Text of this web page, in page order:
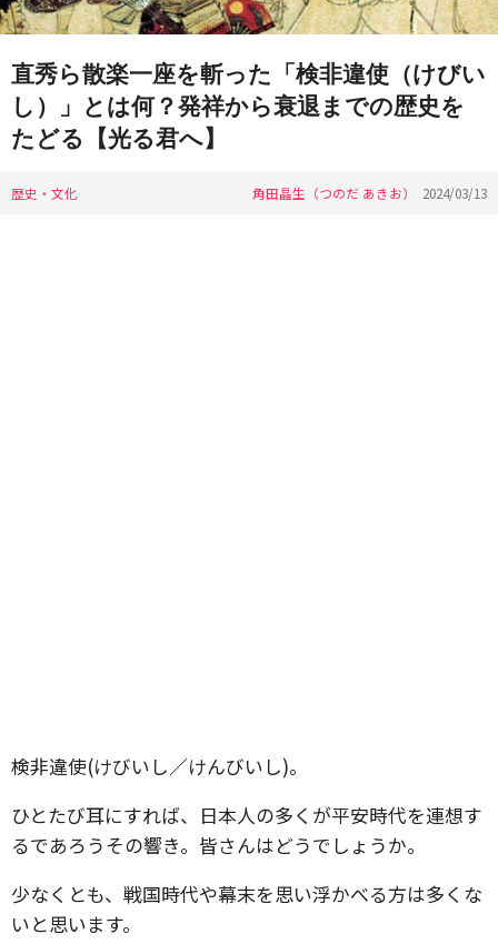
直秀ら散楽一座を斬った「検非違使（けびい
し）」とは何？発祥から衰退までの歴史を
たどる【光る君へ】
歴史・文化 角田晶生（つのだ あきお） 2024/03/13
検非違使(けびいし／けんびいし)。
ひとたび耳にすれば、日本人の多くが平安時代を連想す
るであろうその響き。皆さんはどうでしょうか。
少なくとも、戦国時代や幕末を思い浮かべる方は多くな
いと思います。